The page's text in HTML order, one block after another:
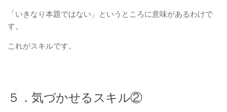
「いきなり本題ではない」というところに意味があるわけで
す。
これがスキルです。
５．気づかせるスキル②